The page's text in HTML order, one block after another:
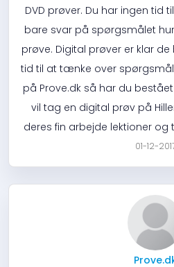
DVD prøver. Du har ingen tid
bare svar på spørgsmålet
prøve. Digital prøver er klar
tid til at tænke over
på Prove.dk så har du
vil tag en digital prøv på
deres fin arbejde lektioner og
01-12-